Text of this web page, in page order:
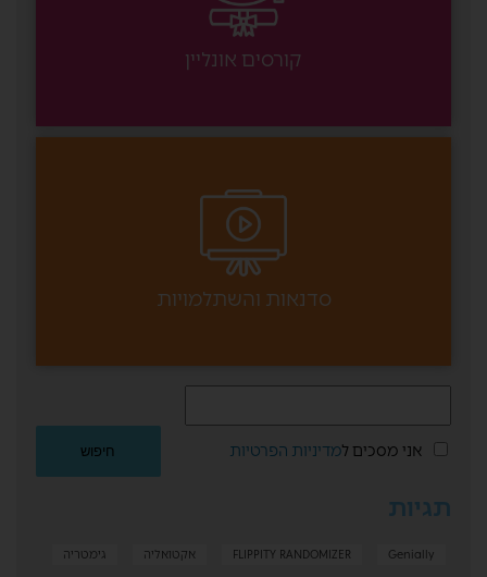
קורסים אונליין
סדנאות והשתלמויות
אני מסכים למדיניות הפרטיות
תגיות
FLIPPITY RANDOMIZER Genially אקטואליה
גימטריה